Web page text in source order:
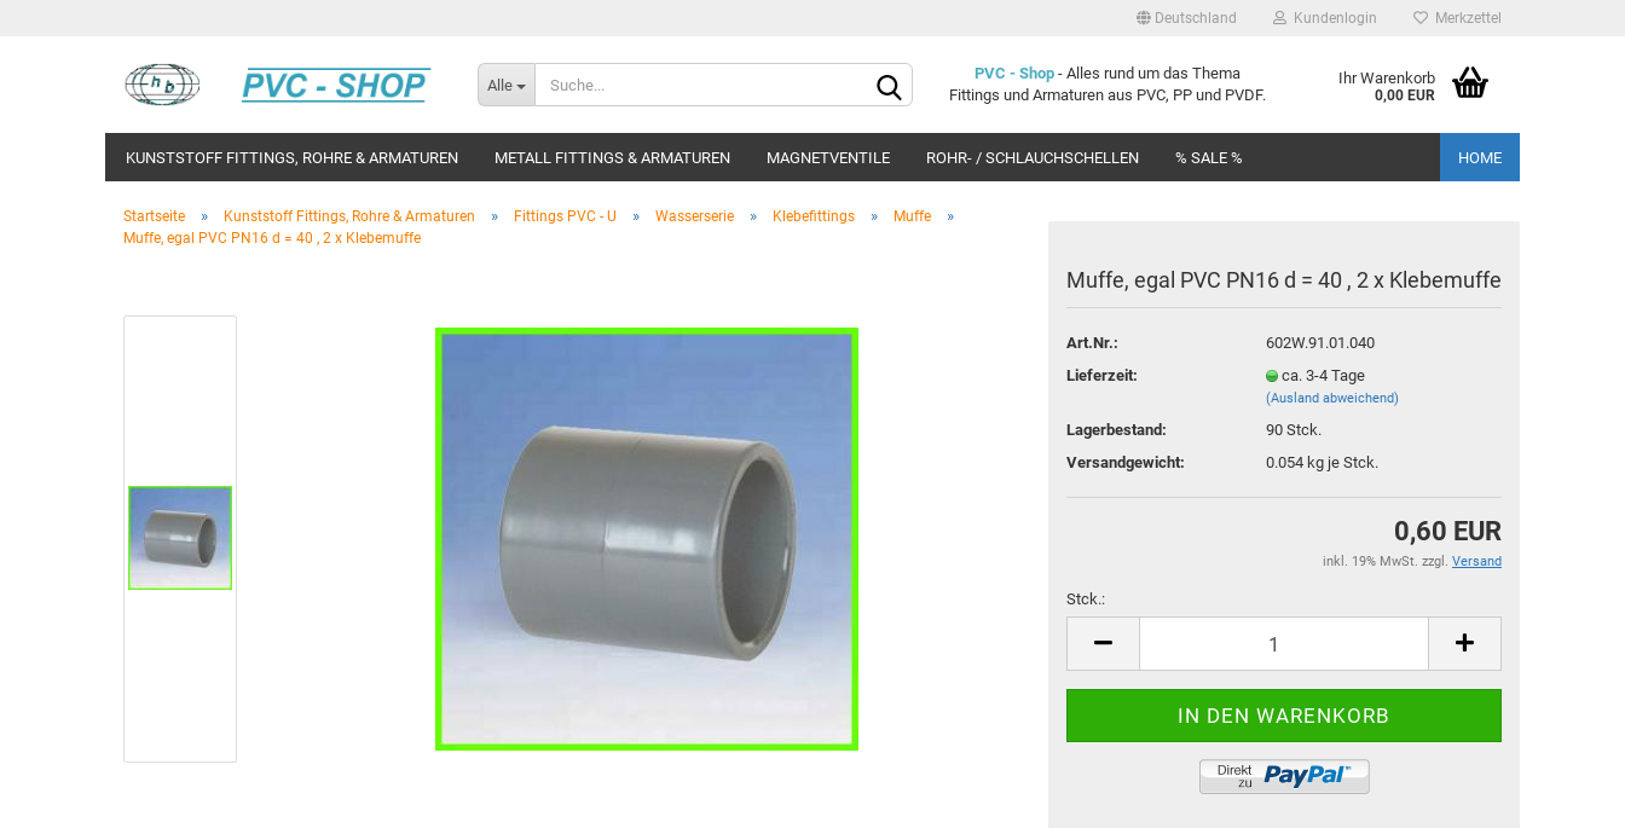
Deutschland
Lieferland
Kundenlogin
Konto erstellen
Passwort vergessen?
Merkzettel
Alle
PVC - Shop- Alles rund um das Thema
Fittings und Armaturen aus PVC, PP und PVDF.
Ihr Warenkorb
0,00 EUR
KUNSTSTOFF FITTINGS, ROHRE & ARMATUREN METALL FITTINGS & ARMATUREN MAGNETVENTILE ROHR- / SCHLAUCHSCHELLEN % SALE % HOME
Startseite » Kunststoff Fittings, Rohre & Armaturen » Fittings PVC - U » Wasserserie » Klebefittings » Muffe »
Muffe, egal PVC PN16 d = 40 , 2 x Klebemuffe
Muffe, egal PVC PN16 d = 40 , 2 x Kle­be­muf­fe
Art.Nr.:
602W.91.01.040
Lieferzeit:
ca. 3-4 Tage
(Ausland abweichend)
Lagerbestand: 90 Stck.
Versandgewicht:
0.054 kg je Stck.
0,60 EUR
inkl. 19% MwSt. zzgl. Versand
Stck.:
Stck.